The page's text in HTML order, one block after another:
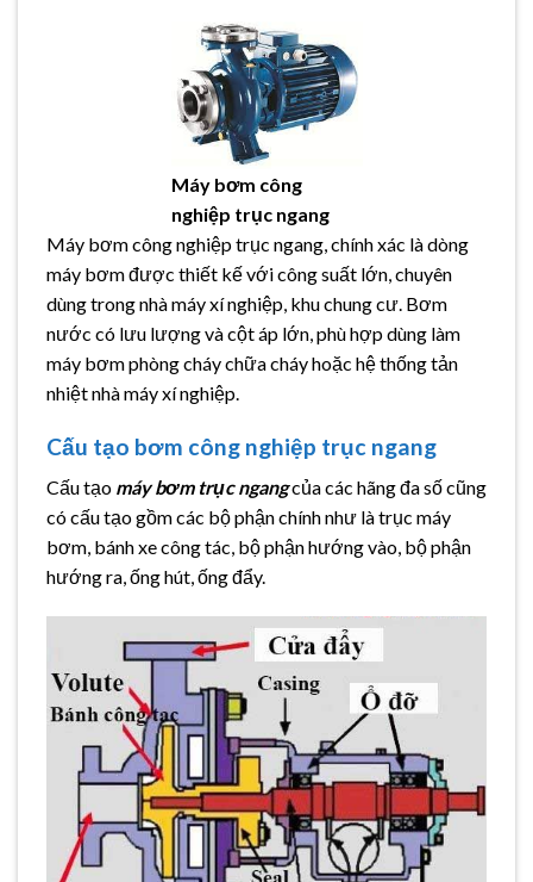
Máy bơm công
nghiệp trục ngang
Máy bơm công nghiệp trục ngang, chính xác là dòng
máy bơm được thiết kế với công suất lớn, chuyên
dùng trong nhà máy xí nghiệp, khu chung cư. Bơm
nước có lưu lượng và cột áp lớn, phù hợp dùng làm
máy bơm phòng cháy chữa cháy hoặc hệ thống tản
nhiệt nhà máy xí nghiệp.
Cấu tạo bơm công nghiệp trục ngang
Cấu tạo máy bơm trục ngangcủa các hãng đa số cũng
có cấu tạo gồm các bộ phận chính như là trục máy
bơm, bánh xe công tác, bộ phận hướng vào, bộ phận
hướng ra, ống hút, ống đẩy.